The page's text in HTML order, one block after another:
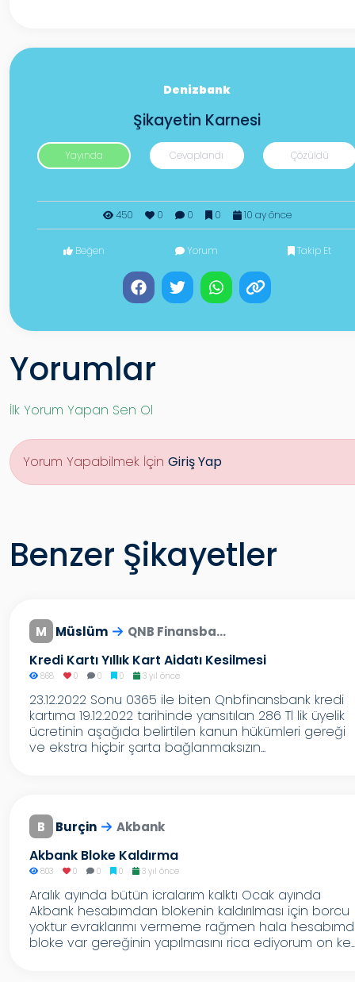
Denizbank
Şikayetin Karnesi
Yayında Cevaplandı Çözüldü
450 0 0 0 10 ay önce
Beğen Yorum Takip Et
Yorumlar
İlk Yorum Yapan Sen Ol
Yorum Yapabilmek İçin Giriş Yap
Benzer Şikayetler
M Müslüm QNB Finansba...
Kredi Kartı Yıllık Kart Aidatı Kesilmesi
868 0 0 0 3 yıl önce
23.12.2022 Sonu 0365 ile biten Qnbfinansbank kredi
kartıma 19.12.2022 tarihinde yansıtılan 286 Tl lik üyelik
ücretinin aşağıda belirtilen kanun hükümleri gereği
ve ekstra hiçbir şarta bağlanmaksızın...
B Burçin Akbank
Akbank Bloke Kaldırma
803 0 0 0 3 yıl önce
Aralık ayında bütün icralarım kalktı Ocak ayında
Akbank hesabımdan blokenin kaldırılması için borcu
yoktur evraklarımı vermeme rağmen hala
bloke var gereğinin yapılmasını rica ediyorum on ke...